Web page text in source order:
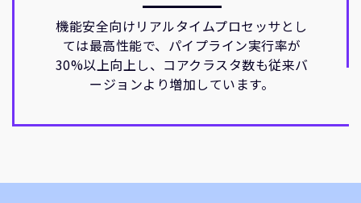
機能安全向けリアルタイムプロセッサとし
ては最高性能で、パイプライン実行率が
30%以上向上し、コアクラスタ数も従来バ
ージョンより増加しています。